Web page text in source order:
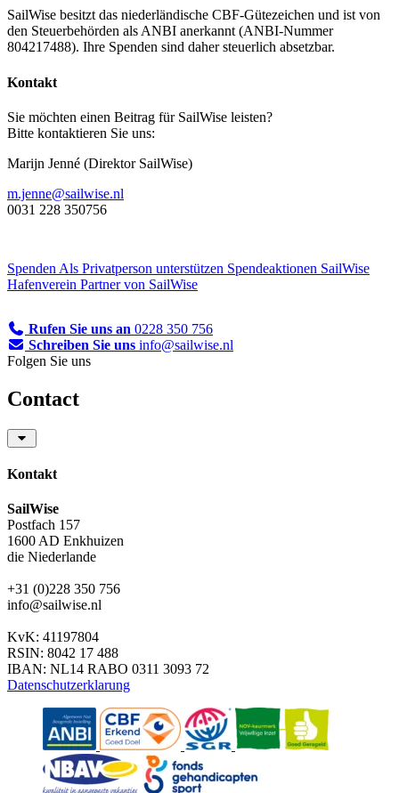
SailWise besitzt das niederländische CBF-Gütezeichen und ist von
den Steuerbehörden als ANBI anerkannt (ANBI-Nummer
804217488). Ihre Spenden sind daher steuerlich absetzbar.
Kontakt
Sie möchten einen Beitrag für SailWise leisten?
Bitte kontaktieren Sie uns:
Marijn Jenné (Direktor SailWise)
m.jenne@sailwise.nl
0031 228 350756
Spenden Als Privatperson unterstützen Spendeaktionen SailWise
Hafenverein Partner von SailWise
Rufen Sie uns an 0228 350 756
Schreiben Sie uns info@sailwise.nl
Folgen Sie uns
Contact
Kontakt
SailWise
Postfach 157
1600 AD Enkhuizen
die Niederlande
+31 (0)228 350 756
info@sailwise.nl
KvK: 41197804
RSIN: 8042 17 488
IBAN: NL14 RABO 0311 3093 72
Datenschutzerklarung